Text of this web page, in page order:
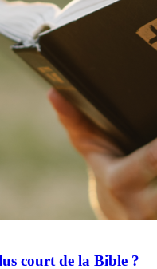
court de la Bible ?